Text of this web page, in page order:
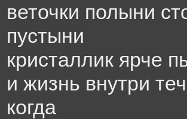
веточки полыни
пустыни
кристаллик ярче
и жизнь внутри
когда